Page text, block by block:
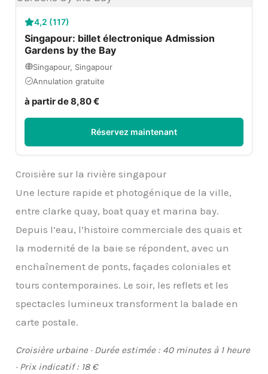
4,2 (117)
Singapour: billet électronique Admission
Gardens by the Bay
Singapour, Singapour
Annulation gratuite
à partir de 8,80 €
Réservez maintenant
Croisière sur la rivière singapour
Une lecture rapide et photogénique de la ville,
entre clarke quay, boat quay et marina bay.
Depuis l’eau, l’histoire commerciale des quais et
la modernité de la baie se répondent, avec un
enchaînement de ponts, façades coloniales et
tours contemporaines. Le soir, les reflets et les
spectacles lumineux transforment la balade en
carte postale.
Croisière urbaine · Durée estimée : 40 minutes à 1 heure
· Prix indicatif : 18 €